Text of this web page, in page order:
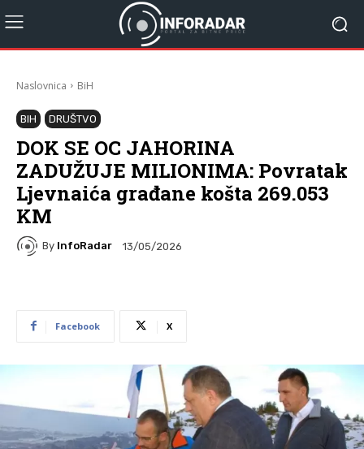
Naslovnica BiH
BIH DRUŠTVO
DOK SE OC JAHORINA
ZADUŽUJE MILIONIMA: Povratak
Ljevnaića građane košta 269.053
KM
By InfoRadar 13/05/2026
Facebook X